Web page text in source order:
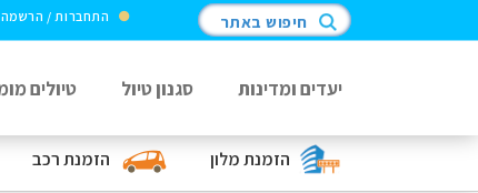
הזמנת מלון הזמנת רכב
התחברות / חיפוש באתר
יעדים ומדינות סגנון טיול טיולים